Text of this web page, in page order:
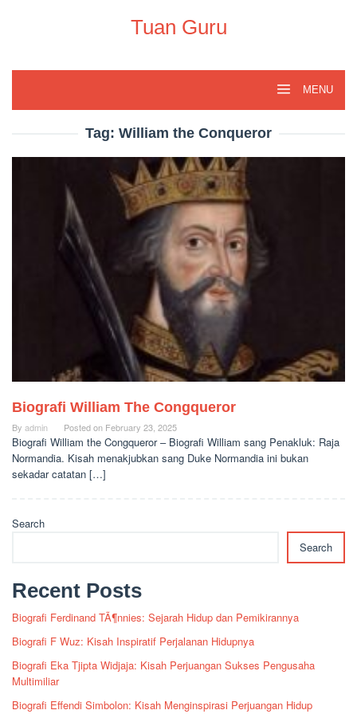
Tuan Guru
MENU
Tag: William the Conqueror
Biografi William The Congqueror
By admin Posted on February 23, 2025
Biografi William the Congqueror – Biografi William sang Penakluk: Raja
Normandia. Kisah menakjubkan sang Duke Normandia ini bukan
sekadar catatan […]
Search
Search
Recent Posts
Biografi Ferdinand TÃ¶nnies: Sejarah Hidup dan Pemikirannya
Biografi F Wuz: Kisah Inspiratif Perjalanan Hidupnya
Biografi Eka Tjipta Widjaja: Kisah Perjuangan Sukses Pengusaha
Multimiliar
Biografi Effendi Simbolon: Kisah Menginspirasi Perjuangan Hidup